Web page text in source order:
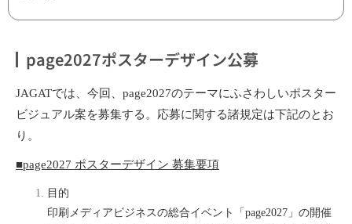
page2027ポスターデザイン公募
JAGATでは、今回、page2027のテーマにふさわしいポスター
ビジュアル案を募集する。応募に関する諸規定は下記のとお
り。
■page2027 ポスターデザイン 募集要項
目的
印刷メディアビジネスの総合イベント「page2027」の開催